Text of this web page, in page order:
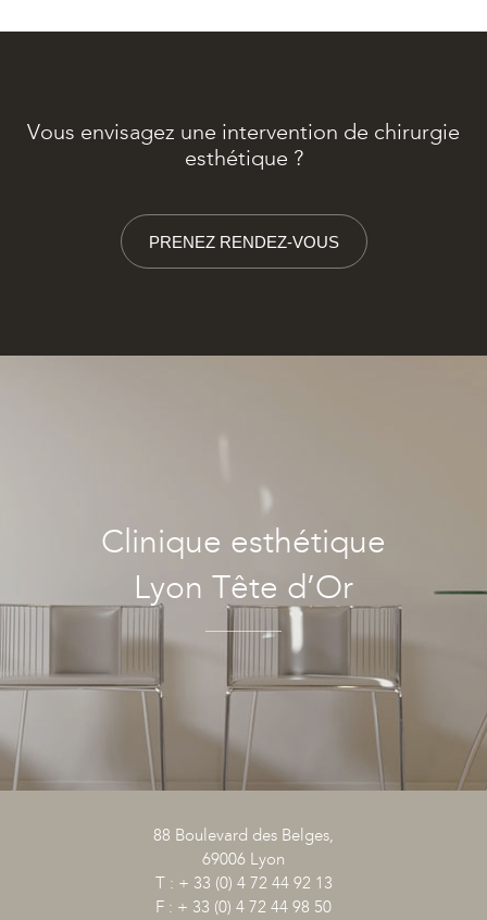
Vous envisagez une intervention de chirurgie
esthétique ?
PRENEZ RENDEZ-VOUS
Clinique esthétique
Lyon Tête d’Or
88 Boulevard des Belges,
69006 Lyon
T : + 33 (0) 4 72 44 92 13
F : + 33 (0) 4 72 44 98 50